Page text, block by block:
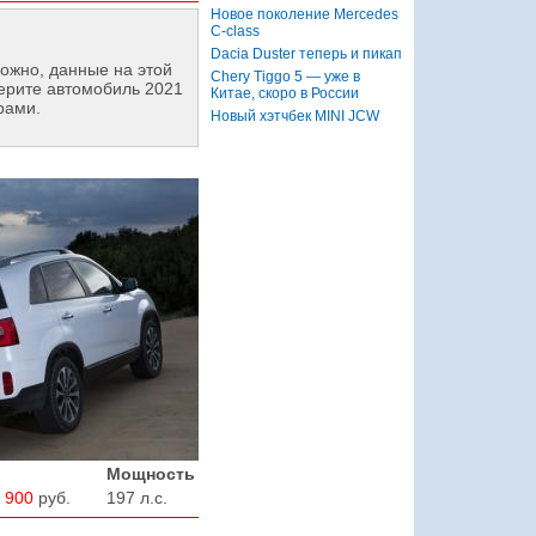
данные на этой
автомобиль 2021
Мощность
900руб. 197 л.с.
Новое поколение Mercedes
C-class
Dacia Duster теперь и пикап
Chery Tiggo 5 — уже в
Китае, скоро в России
Новый хэтчбек MINI JCW